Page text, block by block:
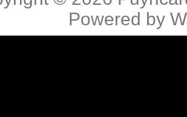
Powered by